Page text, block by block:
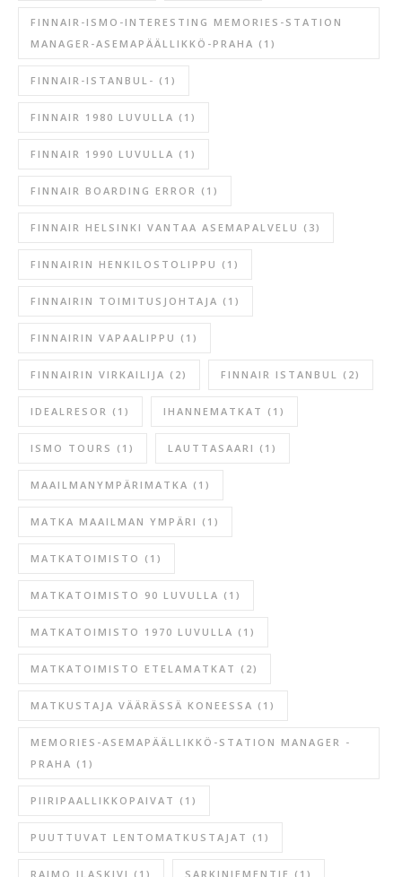
FINNAIR-ISMO-INTERESTING MEMORIES-STATION
MANAGER-ASEMAPÄÄLLIKKÖ-PRAHA (1)
FINNAIR-ISTANBUL- (1)
FINNAIR 1980 LUVULLA (1)
FINNAIR 1990 LUVULLA (1)
FINNAIR BOARDING ERROR (1)
FINNAIR HELSINKI VANTAA ASEMAPALVELU (3)
FINNAIRIN HENKILOSTOLIPPU (1)
FINNAIRIN TOIMITUSJOHTAJA (1)
FINNAIRIN VAPAALIPPU (1)
FINNAIRIN VIRKAILIJA (2) FINNAIR ISTANBUL (2)
IDEALRESOR (1) IHANNEMATKAT (1)
ISMO TOURS (1) LAUTTASAARI (1)
MAAILMANYMPÄRIMATKA (1)
MATKA MAAILMAN YMPÄRI (1)
MATKATOIMISTO (1)
MATKATOIMISTO 90 LUVULLA (1)
MATKATOIMISTO 1970 LUVULLA (1)
MATKATOIMISTO ETELAMATKAT (2)
MATKUSTAJA VÄÄRÄSSÄ KONEESSA (1)
MEMORIES-ASEMAPÄÄLLIKKÖ-STATION MANAGER -
PRAHA (1)
PIIRIPAALLIKKOPAIVAT (1)
PUUTTUVAT LENTOMATKUSTAJAT (1)
RAIMO ILASKIVI (1) SARKINIEMENTIE (1)